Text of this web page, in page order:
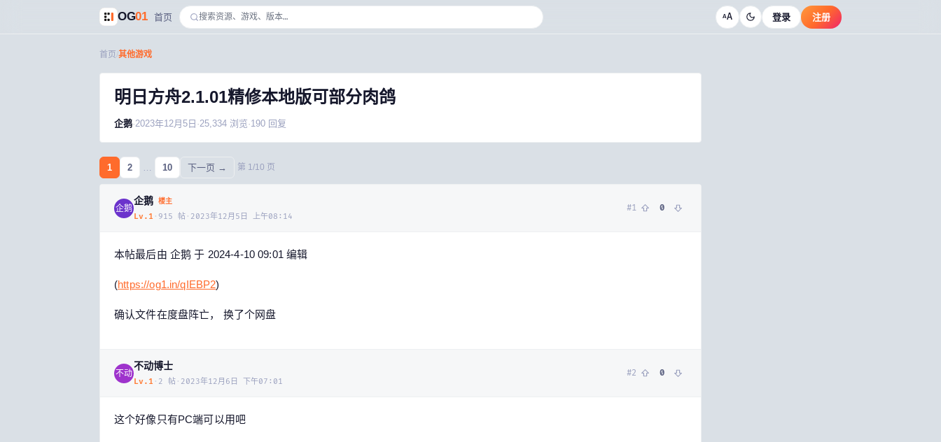
OG01 首页 AA 登录 注册
首页 其他游戏
明日方舟2.1.01精修本地版可部分肉鸽
企鹅·2023年12月5日 ·25,334 浏览·190 回复
1 2 … 10 下一页 → 第 1/10 页
企鹅
企鹅 楼主
Lv. 1 · 915 帖 · 2023年12月5日 上午08:14
#1 0
本帖最后由 企鹅 于 2024-4-10 09:01 编辑
(https://og1.in/qIEBP2)
确认文件在度盘阵亡， 换了个网盘
不动
不动博士
Lv. 1 · 2 帖 · 2023年12月6日 下午07:01
#2 0
这个好像只有PC端可以用吧